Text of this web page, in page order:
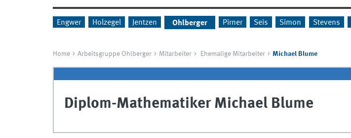
Engwer Holzegel Jentzen Ohlberger Pirner Seis Simon Stevens
Home Arbeitsgruppe Ohlberger Mitarbeiter Ehemalige Mitarbeiter Michael Blume
Diplom-Mathematiker Michael Blume